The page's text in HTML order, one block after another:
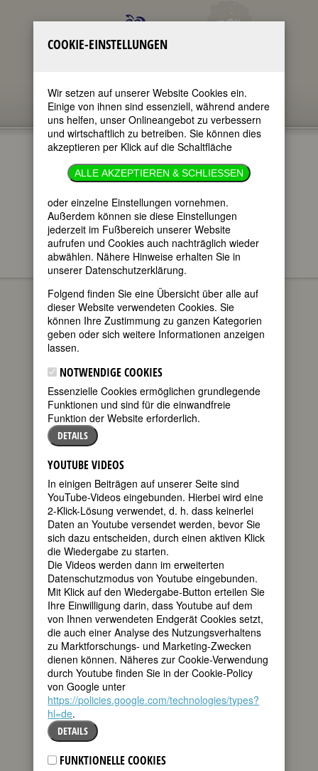
KATRIN SELLO
im ganzen Text
nur in Titeln
BIOGRAPHIEN Katrin Sello
geboren am 8.
Dezember
1941 in Berlin
gestorben am
1992 in
Hannover
deutsche
Kunsthistorikerin, Kritikerin und
Ausstellungsmacherin; Direktorin
des Kunstvereins Hannover 1976-
1989
30. Todestag am 20. Januar 2022
Biografie•Zitate•Literatur & Quellen
BIOGRAFIE
teilen
tweet
mail
Katrin Sello hat
als engagierte
und eigenwillige
COOKIE-EINSTELLUNGEN
Wir setzen auf unserer Website Cookies ein.
Einige von ihnen sind essenziell, während andere
uns helfen, unser Onlineangebot zu verbessern
und wirtschaftlich zu betreiben. Sie können dies
akzeptieren per Klick auf die Schaltfläche
ALLE AKZEPTIEREN & SCHLIESSEN
oder einzelne Einstellungen vornehmen.
Außerdem können sie diese Einstellungen
jederzeit im Fußbereich unserer Website
aufrufen und Cookies auch nachträglich wieder
abwählen. Nähere Hinweise erhalten Sie in
unserer Datenschutzerklärung.
Folgend finden Sie eine Übersicht über alle auf
dieser Website verwendeten Cookies. Sie
können Ihre Zustimmung zu ganzen Kategorien
geben oder sich weitere Informationen anzeigen
lassen.
NOTWENDIGE COOKIES
Essenzielle Cookies ermöglichen grundlegende
Funktionen und sind für die einwandfreie
Funktion der Website erforderlich.
DETAILS
YOUTUBE VIDEOS
In einigen Beiträgen auf unserer Seite sind
YouTube-Videos eingebunden. Hierbei wird eine
2-Klick-Lösung verwendet, d. h. dass keinerlei
Daten an Youtube versendet werden, bevor Sie
sich dazu entscheiden, durch einen aktiven Klick
die Wiedergabe zu starten.
Die Videos werden dann im erweiterten
Datenschutzmodus von Youtube eingebunden.
Mit Klick auf den Wiedergabe-Button erteilen Sie
Ihre Einwilligung darin, dass Youtube auf dem
von Ihnen verwendeten Endgerät Cookies setzt,
die auch einer Analyse des Nutzungsverhaltens
zu Marktforschungs- und Marketing-Zwecken
dienen können. Näheres zur Cookie-Verwendung
durch Youtube finden Sie in der Cookie-Policy
von Google unter
https://policies.google.com/technologies/types?
hl=de.
DETAILS
FUNKTIONELLE COOKIES